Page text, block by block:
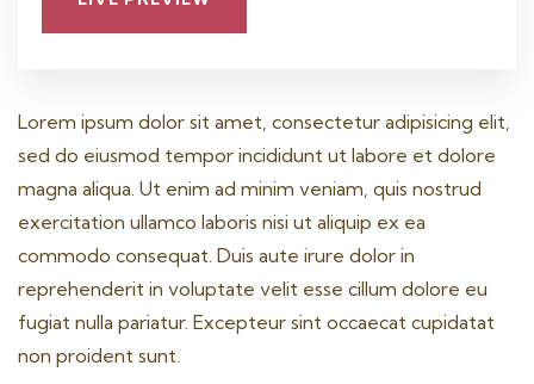
Lorem ipsum dolor sit amet, consectetur adipisicing elit,
sed do eiusmod tempor incididunt ut labore et dolore
magna aliqua. Ut enim ad minim veniam, quis nostrud
exercitation ullamco laboris nisi ut aliquip ex ea
commodo consequat. Duis aute irure dolor in
reprehenderit in voluptate velit esse cillum dolore eu
fugiat nulla pariatur. Excepteur sint occaecat cupidatat
non proident sunt.